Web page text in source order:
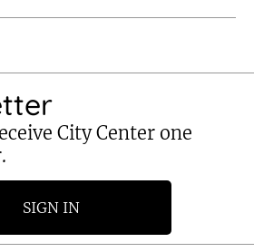
City Center one
SIGN IN